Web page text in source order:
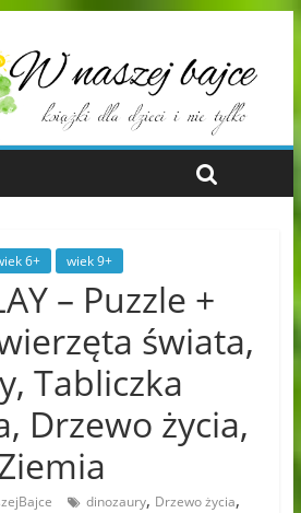
6+ wiek 9+
– Puzzle +
świata,
Tabliczka
Drzewo życia,
dinozaury, Drzewo życia,